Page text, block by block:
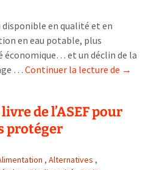
disponible en qualité et en
en eau potable, plus
économique… et un déclin de la
…Continuer la lecture de État
des
→
de l’ASEF pour
protéger
, Alternatives ,